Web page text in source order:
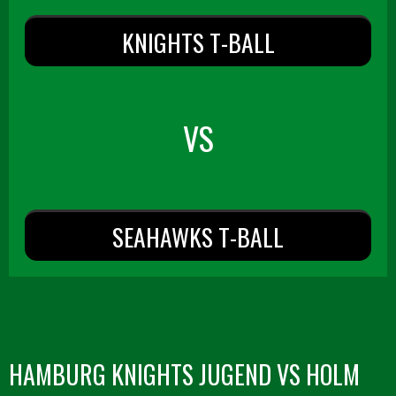
KNIGHTS T-BALL
VS
SEAHAWKS T-BALL
HAMBURG KNIGHTS JUGEND VS HOLM